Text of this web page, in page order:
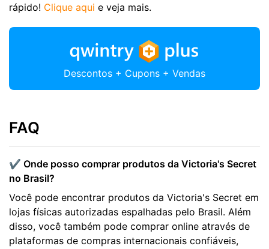
rápido! Clique aqui e veja mais.
Descontos + Cupons + Vendas
FAQ
✔️ Onde posso comprar produtos da Victoria's Secret
no Brasil?
Você pode encontrar produtos da Victoria's Secret em
lojas físicas autorizadas espalhadas pelo Brasil. Além
disso, você também pode comprar online através de
plataformas de compras internacionais confiáveis,